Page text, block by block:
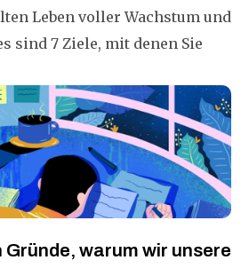
Leben voller Wachstum und
sind 7 Ziele, mit denen Sie
warum wir unsere